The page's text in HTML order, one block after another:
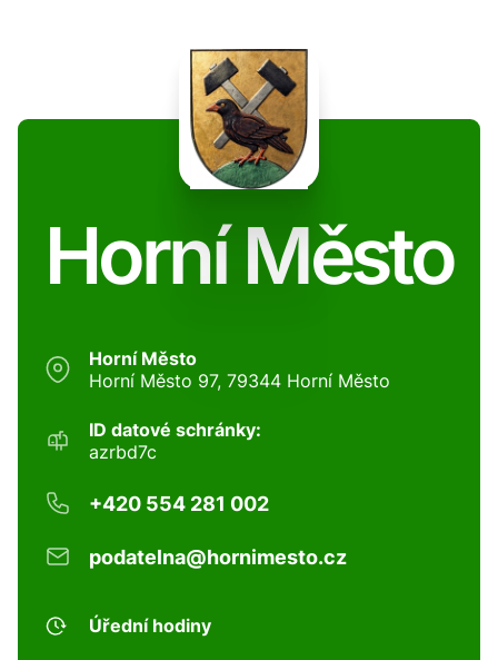
Horní Město
Horní Město
Horní Město 97, 79344 Horní Město
ID datové schránky:
azrbd7c
+420 554 281 002
podatelna@hornimesto.cz
Úřední hodiny